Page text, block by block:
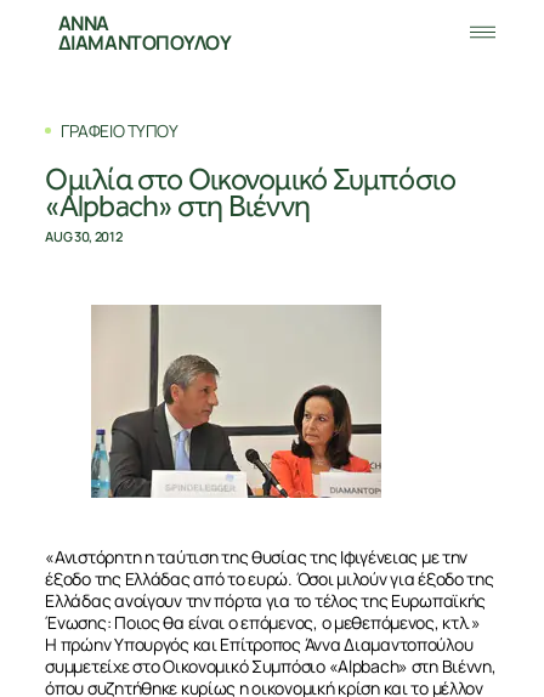
ΑΝΝΑ
ΔΙΑΜΑΝΤΟΠΟΥΛΟΥ
ΓΡΑΦΕΙΟ ΤΥΠΟΥ
Ομιλία στο Οικονομικό Συμπόσιο
«Alpbach» στη Βιέννη
AUG 30, 2012
«Ανιστόρητη η ταύτιση της θυσίας της Ιφιγένειας με την
έξοδο της Ελλάδας από το ευρώ. Όσοι μιλούν για έξοδο της
Ελλάδας ανοίγουν την πόρτα για το τέλος της Ευρωπαϊκής
Ένωσης: Ποιος θα είναι ο επόμενος, ο μεθεπόμενος, κτλ.»
Η πρώην Υπουργός και Επίτροπος Άννα Διαμαντοπούλου
συμμετείχε στο Οικονομικό Συμπόσιο «Alpbach» στη Βιέννη,
όπου συζητήθηκε κυρίως η οικονομική κρίση και το μέλλον